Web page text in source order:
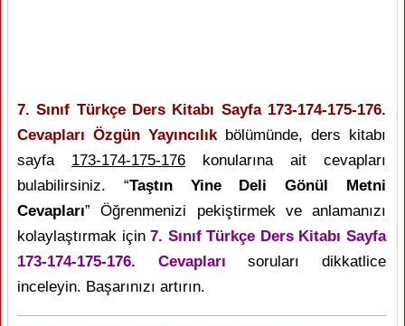
7. Sınıf Türkçe Ders Kitabı Sayfa 173-174-175-176.
Cevapları Özgün Yayıncılıkbölümünde, ders kitabı
sayfa 173-174-175-176 konularına ait cevapları
bulabilirsiniz. “Taştın Yine Deli Gönül Metni
Cevapları” Öğrenmenizi pekiştirmek ve anlamanızı
kolaylaştırmak için7. Sınıf Türkçe Ders Kitabı Sayfa
173-174-175-176. Cevapları soruları dikkatlice
inceleyin. Başarınızı artırın.